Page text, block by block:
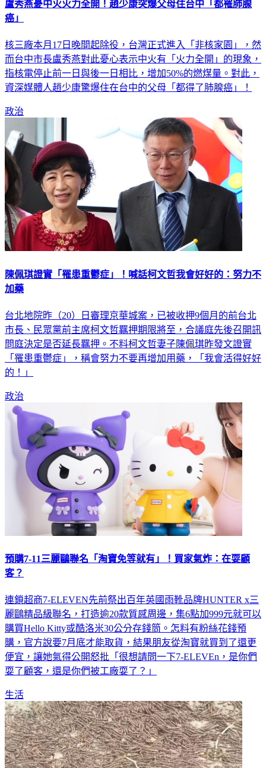
盧秀燕憂中火火力全開！趙少康突爆父母住台中「都罹肺腺
癌」
核三廠本月17日晚間起除役，台灣正式進入「非核家園」，然
而台中市長盧秀燕對此憂心表示中火有「火力全開」的現象，
指核電停止前一日與後一日相比，增加50%的燃煤量。對此，
資深媒體人趙少康驚爆住在台中的父母「都得了肺腺癌」！
政治
陳佩琪證實「罹患重鬱症」！喊話柯文哲我會好好的：努力不
加藥
台北地院昨（20）日審理京華城案，已被收押9個月的前台北
市長、民眾黨前主席柯文哲羈押期限將至，合議庭先後召開訊
問庭決定是否延長羈押。不料柯文哲妻子陳佩琪昨發文證實
「罹患重鬱症」，稱會努力不要再增加用藥，「我會活得好好
的！」
政治
預購7-11三麗鷗聯名「淘寶免等就有」！買家氣炸：在耍顧
客？
連鎖超商7-ELEVEN先前祭出百年英國雨靴品牌HUNTER x三
麗鷗精品級聯名，打造逾20款質感周邊，集6點加999元就可以
購買Hello Kitty或酷洛米30公分存錢筒。怎料有粉絲花錢預
購，官方說要7月底才能取貨，結果朋友從淘寶就買到了還更
便宜，讓她氣得公開怒批「很想請問一下7-ELEVEn，是你們
耍了顧客，還是你們被工廠耍了？」
生活